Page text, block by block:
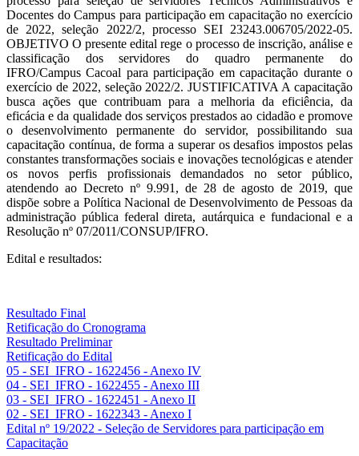
Docentes do Campus para participação em capacitação no exercício
de 2022, seleção 2022/2, processo SEI 23243.006705/2022-05.
OBJETIVO O presente edital rege o processo de inscrição, análise e
classificação dos servidores do quadro permanente do
IFRO/Campus Cacoal para participação em capacitação durante o
exercício de 2022, seleção 2022/2. JUSTIFICATIVA A capacitação
busca ações que contribuam para a melhoria da eficiência, da
eficácia e da qualidade dos serviços prestados ao cidadão e promove
o desenvolvimento permanente do servidor, possibilitando sua
capacitação contínua, de forma a superar os desafios impostos pelas
constantes transformações sociais e inovações tecnológicas e atender
os novos perfis profissionais demandados no setor público,
atendendo ao Decreto nº 9.991, de 28 de agosto de 2019, que
dispõe sobre a Política Nacional de Desenvolvimento de Pessoas da
administração pública federal direta, autárquica e fundacional e a
Resolução nº 07/2011/CONSUP/IFRO.
Edital e resultados:
Resultado Final
Retificação do Cronograma
Resultado Preliminar
Retificação do Edital
05 - SEI_IFRO - 1622456 - Anexo IV
04 - SEI_IFRO - 1622455 - Anexo III
03 - SEI_IFRO - 1622451 - Anexo II
02 - SEI_IFRO - 1622343 - Anexo I
Edital nº 19/2022 - Seleção de Servidores para participação em
Capacitação